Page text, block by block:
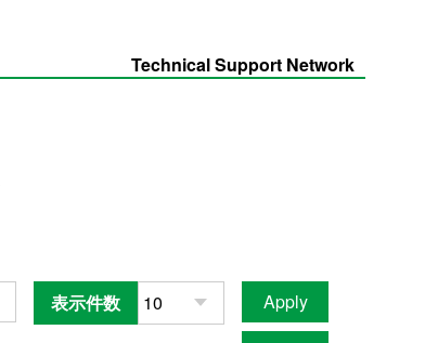
Technical Support Network
表示件数